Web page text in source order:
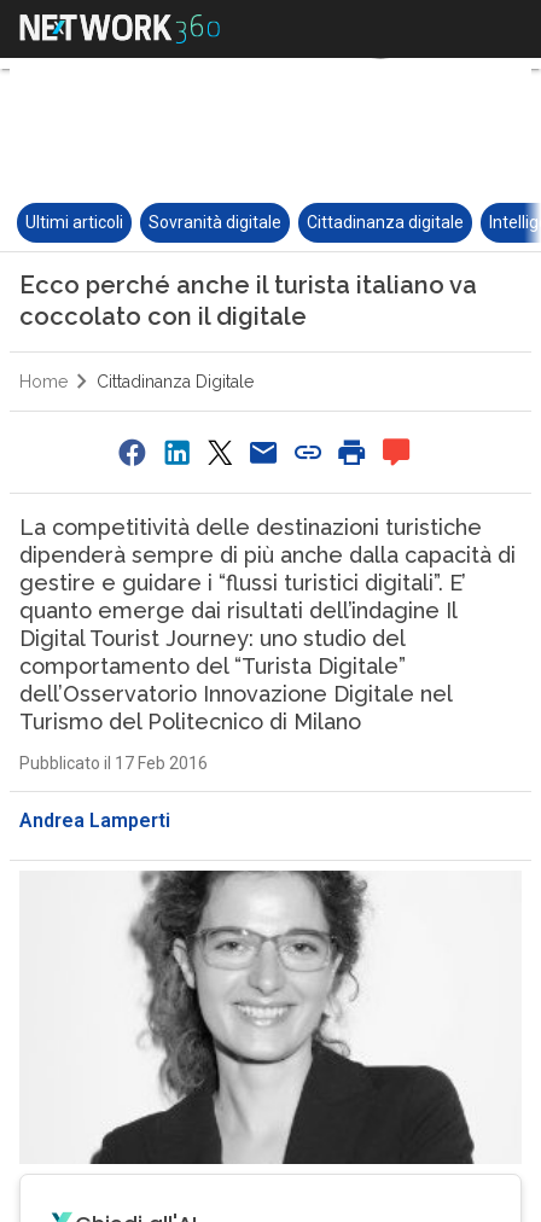
Ultimi articoli Sovranità digitale Cittadinanza digitale
Ecco perché anche il turista italiano va
coccolato con il digitale
Home Cittadinanza Digitale
La competitività delle destinazioni turistiche
dipenderà sempre di più anche dalla capacità di
gestire e guidare i “flussi turistici digitali”. E’
quanto emerge dai risultati dell’indagine Il
Digital Tourist Journey: uno studio del
comportamento del “Turista Digitale”
dell’Osservatorio Innovazione Digitale nel
Turismo del Politecnico di Milano
Pubblicato il 17 Feb 2016
Andrea Lamperti